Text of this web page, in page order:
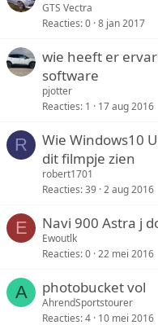
GTS Vectra
Reacties 0 8 jan 2017
wie heeft er
software
pjotter
Reacties 1 17 aug 2016
R
Wie Windows10
dit filmpje zien
robert1701
Reacties 39 2 aug 2016
E Navi 900 Astra j
Ewoutlk
Reacties 0 22 mei 2016
A photobucket vol
AhrendSportstourer
Reacties 4 10 mei 2016